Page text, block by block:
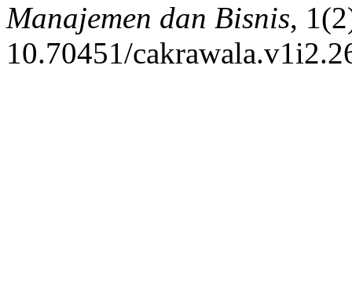
Manajemen dan Bisnis,
10.70451/